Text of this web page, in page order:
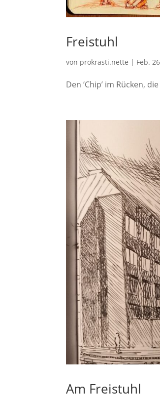
Freistuhl
von prokrasti.nette | Feb.
Den ‘Chip’ im Rücken,
Am Freistuhl